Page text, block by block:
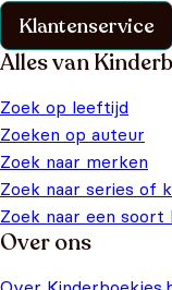
Klantenservice
Alles van
Zoek op leeftijd
Zoeken op auteur
Zoek naar merken
Zoek naar series of
Zoek naar een soort
Over ons